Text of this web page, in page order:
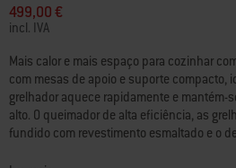
5
estrelas,
valor
médio
de
classificação.
Read
51
Reviews.
Link
499,00 €
incl. IVA
Mais calor e mais espaço para cozinhar
com mesas de apoio e suporte compacto,
grelhador aquece rapidamente e mantém-
alto. O queimador de alta eficiência, as
fundido com revestimento esmaltado e o